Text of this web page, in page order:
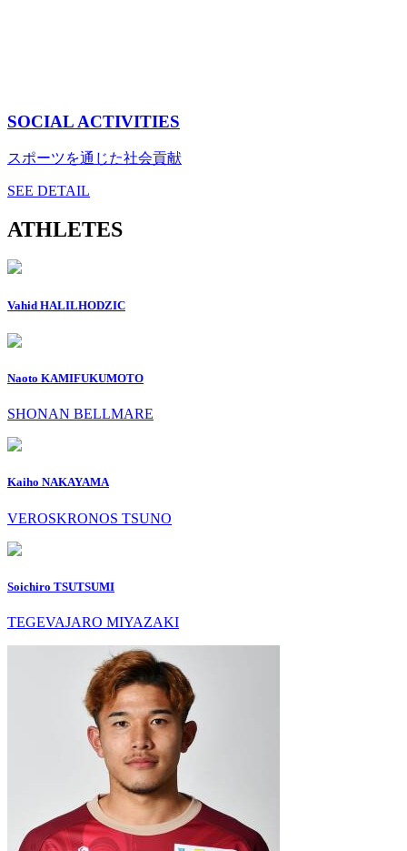
SOCIAL ACTIVITIES
スポーツを通じた社会貢献
SEE DETAIL
ATHLETES
Vahid HALILHODZIC
Naoto KAMIFUKUMOTO
SHONAN BELLMARE
Kaiho NAKAYAMA
VEROSKRONOS TSUNO
Soichiro TSUTSUMI
TEGEVAJARO MIYAZAKI